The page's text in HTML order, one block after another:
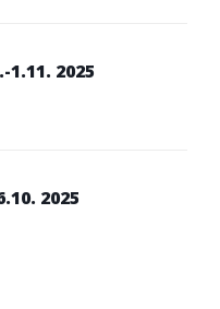
1.11. 2025
2025